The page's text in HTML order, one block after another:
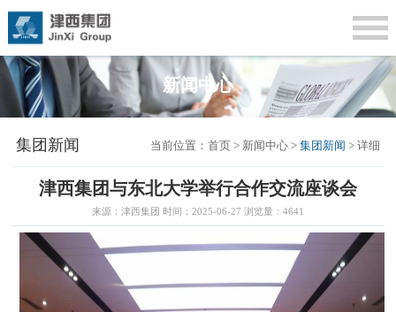
新闻中心
集团新闻 当前位置：首页 > 新闻中心 > 集团新闻 > 详细
津西集团与东北大学举行合作交流座谈会
来源：津西集团 时间：2025-06-27 浏览量：4641